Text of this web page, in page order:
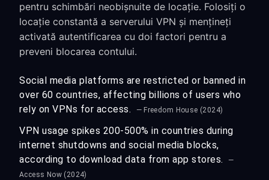
pentru schimbări neobișnuite de locație. Folosiți o
locație constantă a serverului VPN și mențineți
activată autentificarea cu doi factori pentru a
preveni blocarea contului.
Social media platforms are restricted or banned in
over 60 countries, affecting billions of users who
rely on VPNs for access.
— Freedom House (2024)
VPN usage spikes 200-500% in countries during
internet shutdowns and social media blocks,
according to download data from app stores.
—
Access Now (2024)